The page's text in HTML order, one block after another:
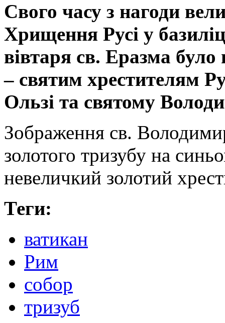
Свого часу з нагоди
Хрищення Русі у
вівтаря св. Еразма було
– святим хрестителям
Ользі та святому
Зображення св.
золотого тризубу на
невеличкий золотий
Теги:
ватикан
Рим
собор
тризуб